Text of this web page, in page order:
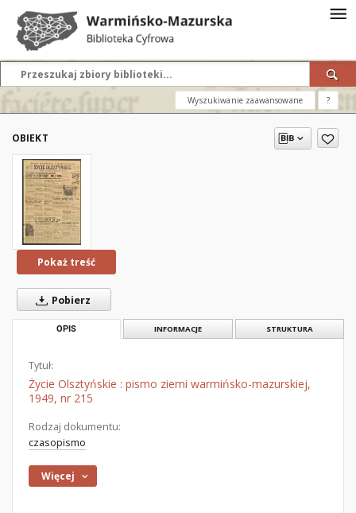
Wyszukiwanie zaawansowane ?
OBIEKT
Pokaż treść
Pobierz
OPIS INFORMACJE STRUKTURA
Tytuł:
Życie Olsztyńskie : pismo ziemi warmińsko-mazurskiej,
1949, nr 215
Rodzaj dokumentu:
czasopismo
Więcej